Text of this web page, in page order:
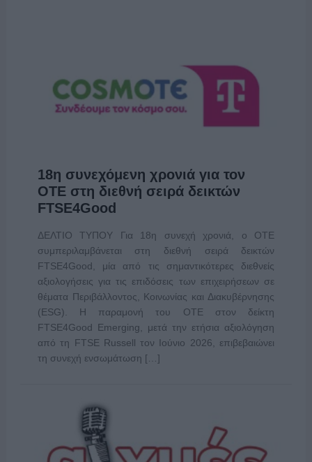
18η συνεχόμενη χρονιά για τον
ΟΤΕ στη διεθνή σειρά δεικτών
FTSE4Good
ΔΕΛΤΙΟ ΤΥΠΟΥ Για 18η συνεχή χρονιά, ο ΟΤΕ
συμπεριλαμβάνεται στη διεθνή σειρά δεικτών
FTSE4Good, μία από τις σημαντικότερες διεθνείς
αξιολογήσεις για τις επιδόσεις των επιχειρήσεων σε
θέματα Περιβάλλοντος, Κοινωνίας και Διακυβέρνησης
(ESG). Η παραμονή του ΟΤΕ στον δείκτη
FTSE4Good Emerging, μετά την ετήσια αξιολόγηση
από τη FTSE Russell τον Ιούνιο 2026, επιβεβαιώνει
τη συνεχή ενσωμάτωση […]